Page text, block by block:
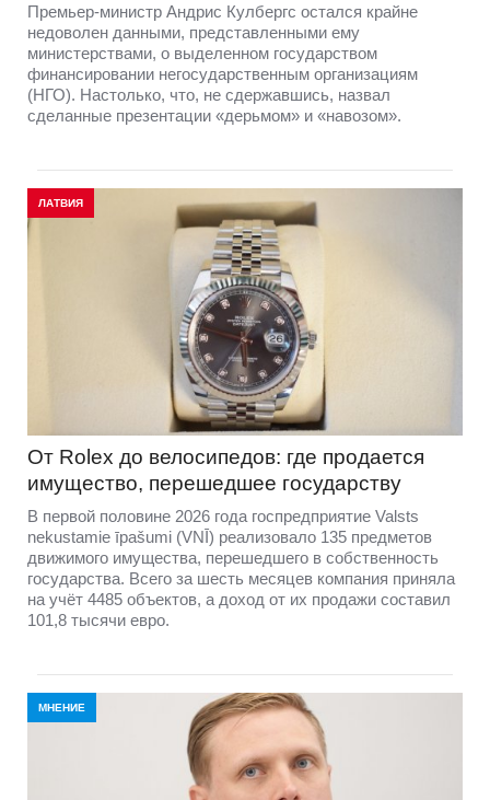
Премьер-министр Андрис Кулбергс остался крайне
недоволен данными, представленными ему
министерствами, о выделенном государством
финансировании негосударственным организациям
(НГО). Настолько, что, не сдержавшись, назвал
сделанные презентации «дерьмом» и «навозом».
ЛАТВИЯ
От Rolex до велосипедов: где продается
имущество, перешедшее государству
В первой половине 2026 года госпредприятие Valsts
nekustamie īpašumi (VNĪ) реализовало 135 предметов
движимого имущества, перешедшего в собственность
государства. Всего за шесть месяцев компания приняла
на учёт 4485 объектов, а доход от их продажи составил
101,8 тысячи евро.
МНЕНИЕ